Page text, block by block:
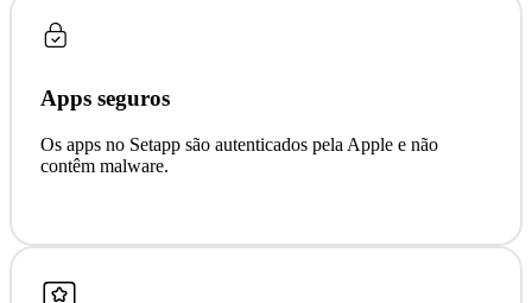
Apps seguros
Os apps no Setapp são autenticados pela Apple e não
contêm malware.